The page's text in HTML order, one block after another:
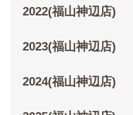
2022(福山神辺店)
2023(福山神辺店)
2024(福山神辺店)